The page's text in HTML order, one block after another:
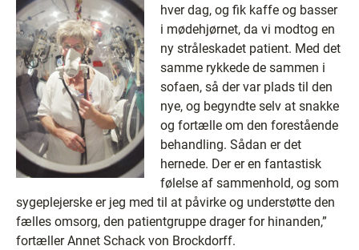
hver dag, og fik kaffe og basser
i mødehjørnet, da vi modtog en
ny stråleskadet patient. Med det
samme rykkede de sammen i
sofaen, så der var plads til den
nye, og begyndte selv at snakke
og fortælle om den forestående
behandling. Sådan er det
hernede. Der er en fantastisk
følelse af sammenhold, og som
sygeplejerske er jeg med til at påvirke og understøtte den
fælles omsorg, den patientgruppe drager for hinanden,”
fortæller Annet Schack von Brockdorff.